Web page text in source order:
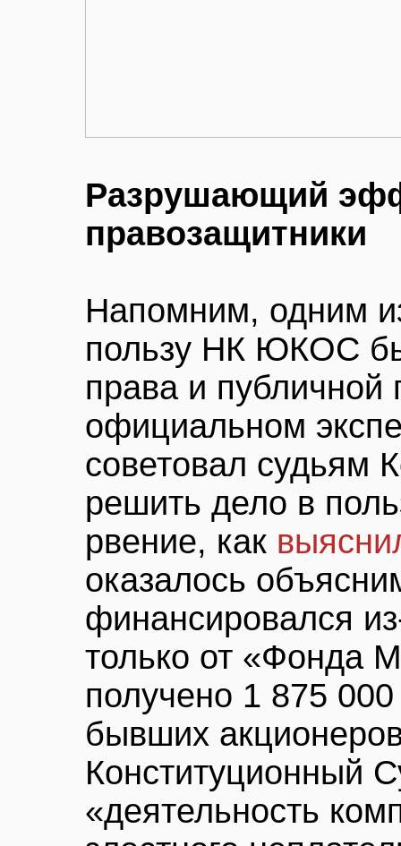
Разрушающий
правозащитники
Напомним, одним
пользу НК ЮКОС
права и
официальном
советовал судьям
решить дело в
рвение, как
оказалось
финансировался
только от «Фонда
получено 1 875
бывших
Конституционный
«деятельность